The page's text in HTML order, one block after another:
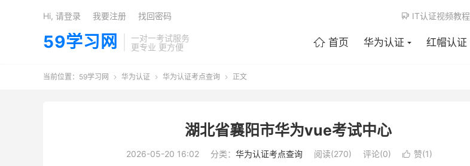
59学习网
一对一考试服务
更专业 更方便
 首页 华为认证 红帽认证
 IT认证视频教程
Hi, 请登录 我要注册 找回密码
当前位置： 59学习网  华为认证  华为认证考点查询  正文
湖北省襄阳市华为vue考试中心
2026-05-20 16:02 分类： 华为认证考点查询 阅读(270) 评论(0)  赞(1)